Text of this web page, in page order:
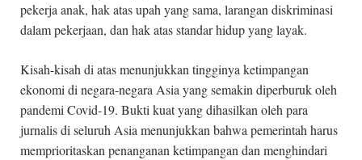
pekerja anak, hak atas upah yang sama, larangan diskriminasi
dalam pekerjaan, dan hak atas standar hidup yang layak.
Kisah-kisah di atas menunjukkan tingginya ketimpangan
ekonomi di negara-negara Asia yang semakin diperburuk oleh
pandemi Covid-19. Bukti kuat yang dihasilkan oleh para
jurnalis di seluruh Asia menunjukkan bahwa pemerintah harus
memprioritaskan penanganan ketimpangan dan menghindari